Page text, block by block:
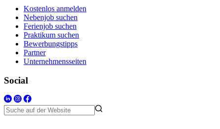
Kostenlos anmelden
Nebenjob suchen
Ferienjob suchen
Praktikum suchen
Bewerbungstipps
Partner
Unternehmensseiten
Social